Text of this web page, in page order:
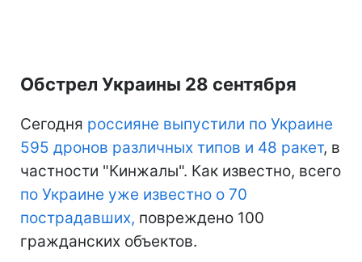
Обстрел Украины 28 сентября
Сегодня россияне выпустили по Украине
595 дронов различных типов и 48 ракет, в
частности "Кинжалы". Как известно, всего
по Украине уже известно о 70
пострадавших, повреждено 100
гражданских объектов.